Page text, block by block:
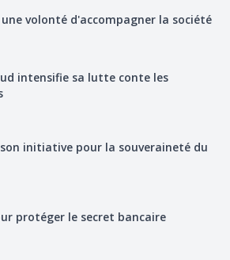
volonté d'accompagner la société
intensifie sa lutte conte les
son initiative pour la souveraineté du
protéger le secret bancaire